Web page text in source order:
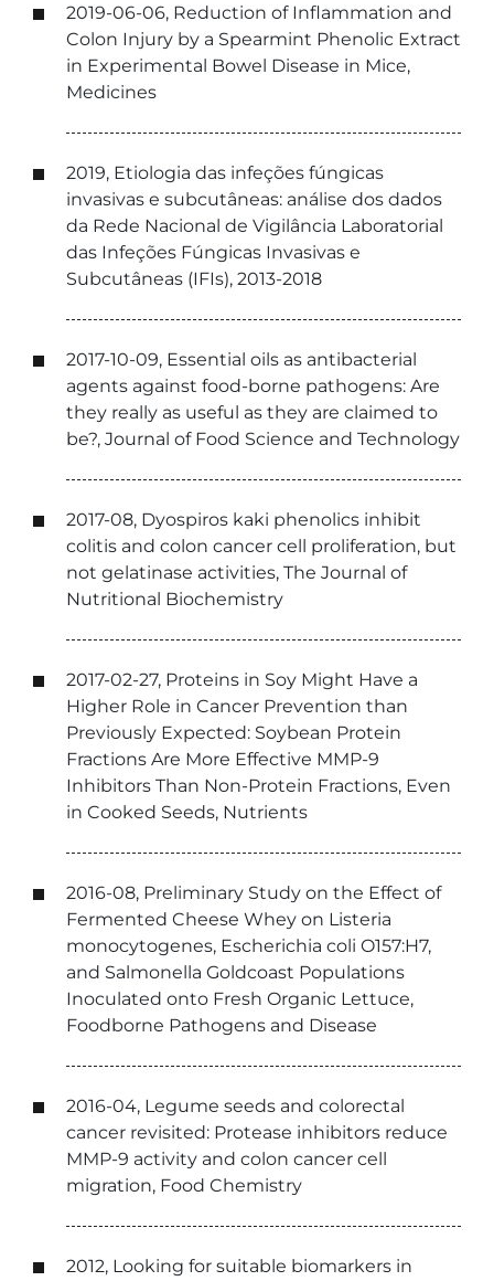
2019-06-06, Reduction of Inflammation and
Colon Injury by a Spearmint Phenolic Extract
in Experimental Bowel Disease in Mice,
Medicines
2019, Etiologia das infeções fúngicas
invasivas e subcutâneas: análise dos dados
da Rede Nacional de Vigilância Laboratorial
das Infeções Fúngicas Invasivas e
Subcutâneas (IFIs), 2013-2018
2017-10-09, Essential oils as antibacterial
agents against food-borne pathogens: Are
they really as useful as they are claimed to
be?, Journal of Food Science and Technology
2017-08, Dyospiros kaki phenolics inhibit
colitis and colon cancer cell proliferation, but
not gelatinase activities, The Journal of
Nutritional Biochemistry
2017-02-27, Proteins in Soy Might Have a
Higher Role in Cancer Prevention than
Previously Expected: Soybean Protein
Fractions Are More Effective MMP-9
Inhibitors Than Non-Protein Fractions, Even
in Cooked Seeds, Nutrients
2016-08, Preliminary Study on the Effect of
Fermented Cheese Whey on Listeria
monocytogenes, Escherichia coli O157:H7,
and Salmonella Goldcoast Populations
Inoculated onto Fresh Organic Lettuce,
Foodborne Pathogens and Disease
2016-04, Legume seeds and colorectal
cancer revisited: Protease inhibitors reduce
MMP-9 activity and colon cancer cell
migration, Food Chemistry
2012, Looking for suitable biomarkers in